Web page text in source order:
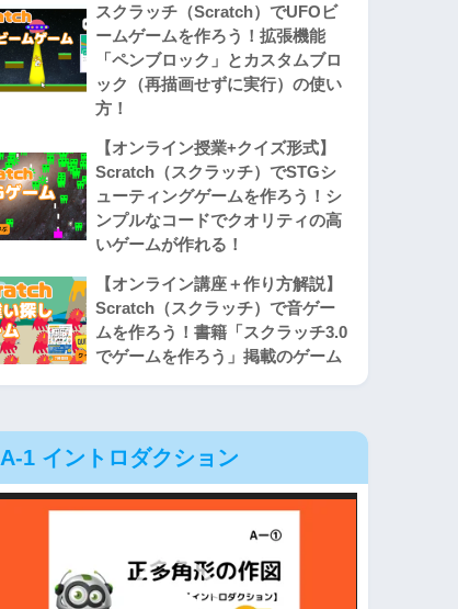
スクラッチ（Scratch）でUFOビ
ームゲームを作ろう！拡張機能
「ペンブロック」とカスタムブロ
ック（再描画せずに実行）の使い
方！
【オンライン授業+クイズ形式】
Scratch（スクラッチ）でSTGシ
ューティングゲームを作ろう！シ
ンプルなコードでクオリティの高
いゲームが作れる！
【オンライン講座＋作り方解説】
Scratch（スクラッチ）で音ゲー
ムを作ろう！書籍「スクラッチ3.0
でゲームを作ろう」掲載のゲーム
A-1 イントロダクション